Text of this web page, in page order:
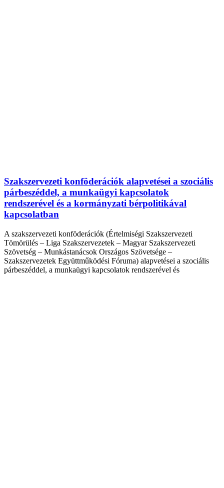
Szakszervezeti konföderációk alapvetései a szociális
párbeszéddel, a munkaügyi kapcsolatok
rendszerével és a kormányzati bérpolitikával
kapcsolatban
A szakszervezeti konföderációk (Értelmiségi Szakszervezeti
Tömörülés – Liga Szakszervezetek – Magyar Szakszervezeti
Szövetség – Munkástanácsok Országos Szövetsége –
Szakszervezetek Együttműködési Fóruma) alapvetései a szociális
párbeszéddel, a munkaügyi kapcsolatok rendszerével és